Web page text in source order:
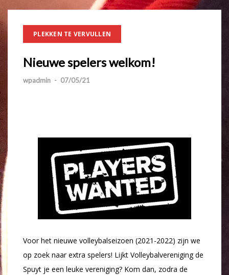
PLEKKEN TE VERVULLEN
Nieuwe spelers welkom!
wpadmin - 07/05/21
Voor het nieuwe volleybalseizoen (2021-2022) zijn we
op zoek naar extra spelers! Lijkt Volleybalvereniging de
Spuyt je een leuke vereniging? Kom dan, zodra de